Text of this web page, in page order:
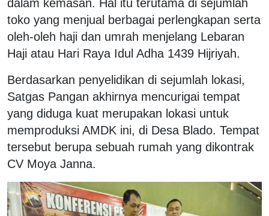
dalam kemasan. Hal itu terutama di sejumlah
toko yang menjual berbagai perlengkapan serta
oleh-oleh haji dan umrah menjelang Lebaran
Haji atau Hari Raya Idul Adha 1439 Hijriyah.
Berdasarkan penyelidikan di sejumlah lokasi,
Satgas Pangan akhirnya mencurigai tempat
yang diduga kuat merupakan lokasi untuk
memproduksi AMDK ini, di Desa Blado. Tempat
tersebut berupa sebuah rumah yang dikontrak
CV Moya Janna.